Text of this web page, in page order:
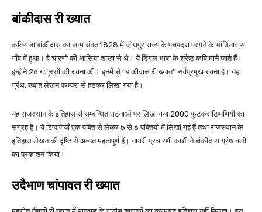
बांकीदास री ख्यात
कविराजा बांकीदास का जन्म संवत 1828 में जोधपुर राज्य के पचपद्रा परगने के भांडियावास
गाँव में हुआ। वे चारणों की आसिया शाखा से थे। ये डिंगल भाषा के श्रेष्ठ कवि माने जाते हैं।
इन्होंने 26 गं्रथों की रचना की। इनमें से ‘‘बांकीदास री ख्यात’’ सर्वप्रमुख रचना है। यह
ग्रंथ, ख्यात लेखन परम्परा से हटकर लिखा गया है।
यह राजस्थान के इतिहास से सम्बन्धित घटनाओं पर लिखा गया 2000 फुटकर टिप्पणियों का
संग्रह है। ये टिप्पणियाँ एक पंक्ति से लेकर 5 से 6 पंक्तियों में लिखी गई हैं तथा राजस्थान के
इतिहास लेखन की दृष्टि से अत्यंत महत्वपूर्ण हैं। नागरी प्रचारणी काशी ने बांकीदास ग्रंथावली
का प्रकाशन किया।
उदैभाण चांपावत री ख्यात